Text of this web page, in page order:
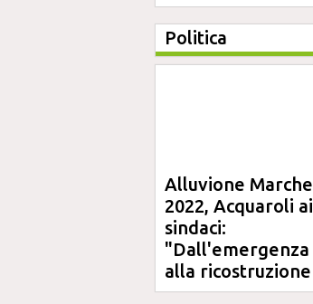
Politica
Alluvione Marche
2022, Acquaroli ai
sindaci:
"Dall'emergenza
alla ricostruzione
definitiva"